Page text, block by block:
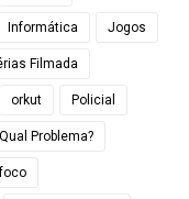
Informática Jogos
Filmada
orkut Policial
Qual Problema?